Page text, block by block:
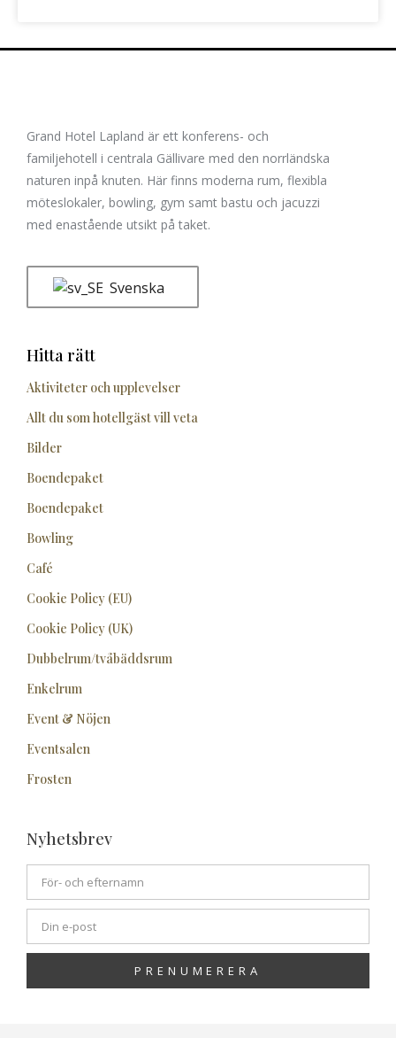
Grand Hotel Lapland är ett konferens- och
familjehotell i centrala Gällivare med den norrländska
naturen inpå knuten. Här finns moderna rum, flexibla
möteslokaler, bowling, gym samt bastu och jacuzzi
med enastående utsikt på taket.
Svenska
Hitta rätt
Aktiviteter och upplevelser
Allt du som hotellgäst vill veta
Bilder
Boendepaket
Boendepaket
Bowling
Café
Cookie Policy (EU)
Cookie Policy (UK)
Dubbelrum/tvåbäddsrum
Enkelrum
Event & Nöjen
Eventsalen
Frosten
Nyhetsbrev
PRENUMERERA